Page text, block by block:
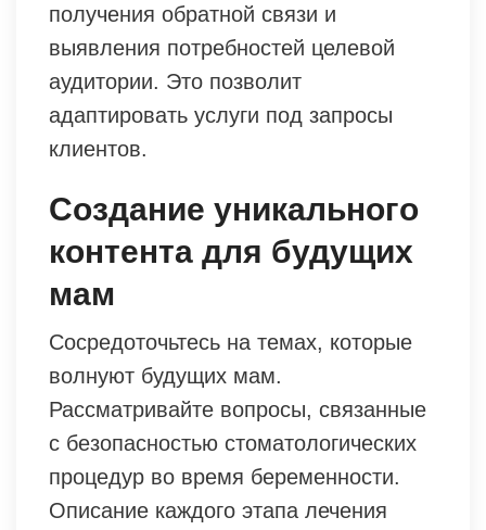
получения обратной связи и
выявления потребностей целевой
аудитории. Это позволит
адаптировать услуги под запросы
клиентов.
Создание уникального
контента для будущих
мам
Сосредоточьтесь на темах, которые
волнуют будущих мам.
Рассматривайте вопросы, связанные
с безопасностью стоматологических
процедур во время беременности.
Описание каждого этапа лечения